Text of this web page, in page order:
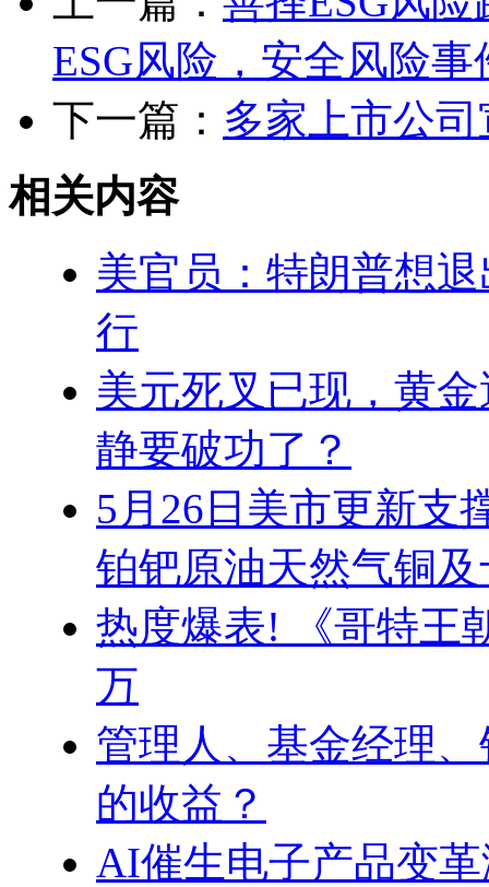
ESG风险，安全风险
下一篇： 多家上市公
相关内容
美官员：特朗普想
行
美元死叉已现，黄
静要破功了？
5月26日美市更新支
铂钯原油天然气铜
热度爆表! 《哥特王
万
管理人、基金经理
的收益？
AI催生电子产品变